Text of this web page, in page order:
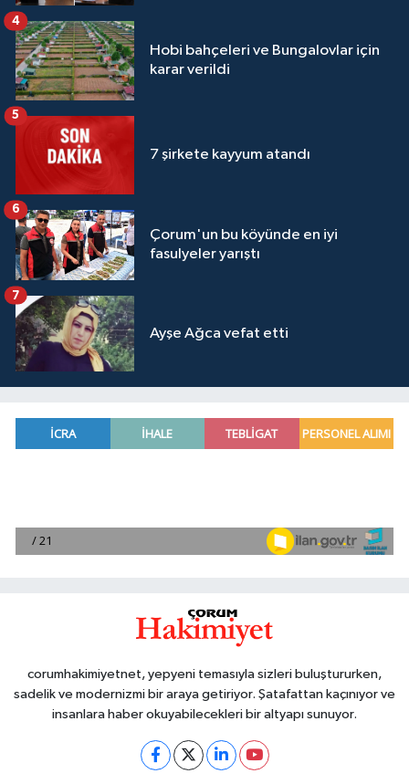
Hobi bahçeleri ve Bungalovlar için
karar verildi
4
7 şirkete kayyum atandı
5
Çorum'un bu köyünde en iyi
fasulyeler yarıştı
6
Ayşe Ağca vefat etti
7
corumhakimiyetnet, yepyeni temasıyla sizleri buluştururken,
sadelik ve modernizmi bir araya getiriyor. Şatafattan kaçınıyor ve
insanlara haber okuyabilecekleri bir altyapı sunuyor.